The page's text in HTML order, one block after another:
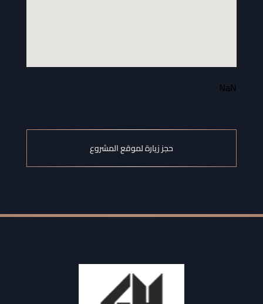
حجز زيارة لموقع المشروع
NaN